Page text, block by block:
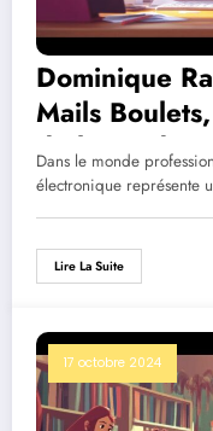
Dominique
Mails
de la
Dans le monde
électronique représente
Lire La Suite
17 octobre 2024